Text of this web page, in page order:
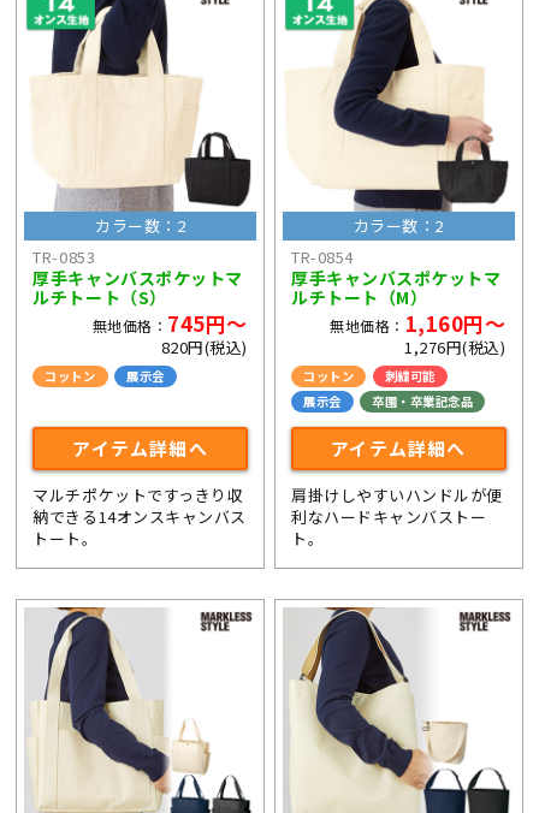
カラー数：2
TR-0853
厚手キャンバスポケットマ
ルチトート（S）
無地価格： 745円～
820円(税込)
コットン 展示会
アイテム詳細へ
マルチポケットですっきり収
納できる14オンスキャンバス
トート。
カラー数：2
TR-0854
厚手キャンバスポケットマ
ルチトート（M）
無地価格： 1,160円～
1,276円(税込)
コットン
刺繍可能
展示会
卒園・卒業記念品
アイテム詳細へ
肩掛けしやすいハンドルが便
利なハードキャンバストー
ト。